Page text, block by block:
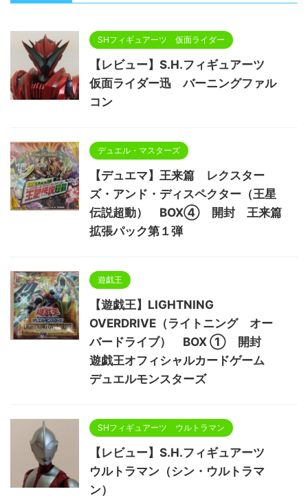
SHフィギュアーツ 仮面ライダー
【レビュー】S.H.フィギュアーツ
仮面ライダー迅 バーニングファル
コン
デュエル・マスターズ
【デュエマ】王来篇 レクスター
ズ・アンド・ディスペクター（王星
伝説超動） BOX④ 開封 王来篇
拡張パック第１弾
遊戯王
【遊戯王】LIGHTNING
OVERDRIVE（ライトニング オー
バードライブ） BOX ① 開封
遊戯王オフィシャルカードゲーム
デュエルモンスターズ
SHフィギュアーツ ウルトラマン
【レビュー】S.H.フィギュアーツ
ウルトラマン（シン・ウルトラマ
ン）